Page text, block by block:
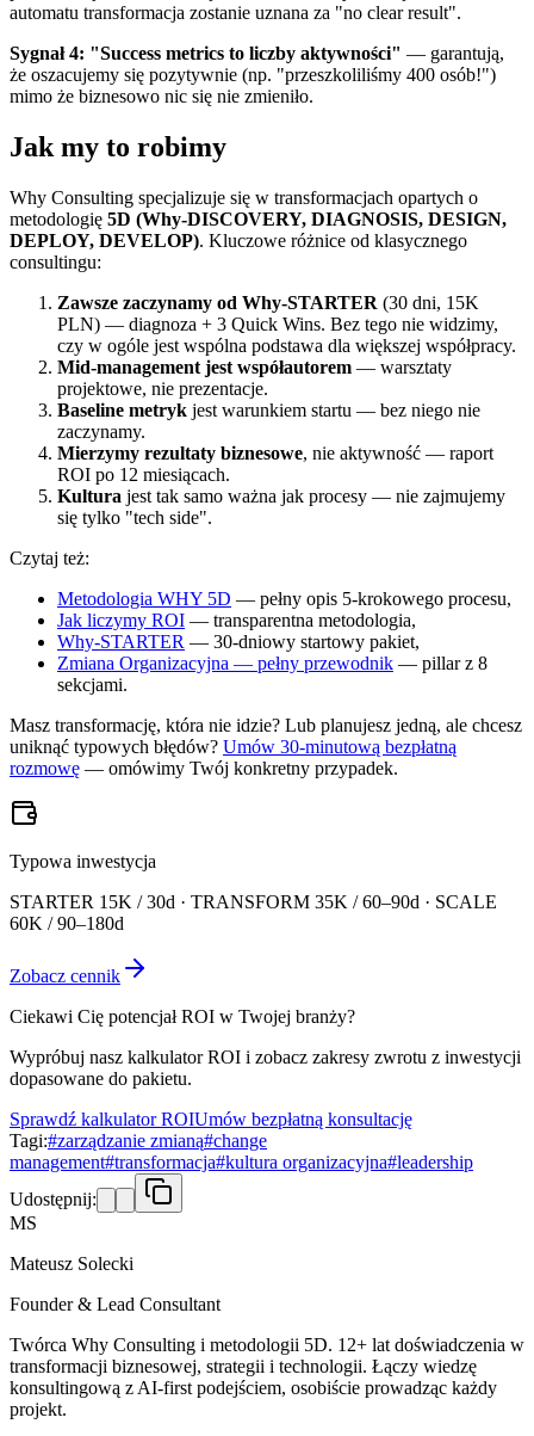
automatu transformacja zostanie uznana za "no clear result".
Sygnał 4: "Success metrics to liczby aktywności" — garantują,
że oszacujemy się pozytywnie (np. "przeszkoliliśmy 400 osób!")
mimo że biznesowo nic się nie zmieniło.
Jak my to robimy
Why Consulting specjalizuje się w transformacjach opartych o
metodologię 5D (Why-DISCOVERY, DIAGNOSIS, DESIGN,
DEPLOY, DEVELOP). Kluczowe różnice od klasycznego
consultingu:
Zawsze zaczynamy od Why-STARTER (30 dni, 15K
PLN) — diagnoza + 3 Quick Wins. Bez tego nie widzimy,
czy w ogóle jest wspólna podstawa dla większej współpracy.
Mid-management jest współautorem — warsztaty
projektowe, nie prezentacje.
Baseline metryk jest warunkiem startu — bez niego nie
zaczynamy.
Mierzymy rezultaty biznesowe, nie aktywność — raport
ROI po 12 miesiącach.
Kultura jest tak samo ważna jak procesy — nie zajmujemy
się tylko "tech side".
Czytaj też:
Metodologia WHY 5D — pełny opis 5-krokowego procesu,
Jak liczymy ROI — transparentna metodologia,
Why-STARTER — 30-dniowy startowy pakiet,
Zmiana Organizacyjna — pełny przewodnik — pillar z 8
sekcjami.
Masz transformację, która nie idzie? Lub planujesz jedną, ale chcesz
uniknąć typowych błędów? Umów 30-minutową bezpłatną
rozmowę — omówimy Twój konkretny przypadek.
Typowa inwestycja
STARTER 15K / 30d · TRANSFORM 35K / 60–90d · SCALE
60K / 90–180d
Zobacz cennik
Ciekawi Cię potencjał ROI w Twojej branży?
Wypróbuj nasz kalkulator ROI i zobacz zakresy zwrotu z inwestycji
dopasowane do pakietu.
Sprawdź kalkulator ROIUmów bezpłatną konsultację
Tagi:#zarządzanie zmianą#change
management#transformacja#kultura organizacyjna#leadership
Udostępnij:
MS
Mateusz Solecki
Founder & Lead Consultant
Twórca Why Consulting i metodologii 5D. 12+ lat doświadczenia w
transformacji biznesowej, strategii i technologii. Łączy wiedzę
konsultingową z AI-first podejściem, osobiście prowadząc każdy
projekt.